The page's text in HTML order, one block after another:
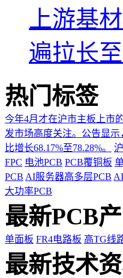
上游基
遍拉长
热门标签
今年4月才在沪市主板上市
发市场高度关注。公告显示
比增长68.17%至78.28%。
FPC 电池PCB PCB覆铜板
PCB AI服务器高多层PCB
大功率PCB
最新PCB
单面板 FR4电路板 高TG线
最新技术